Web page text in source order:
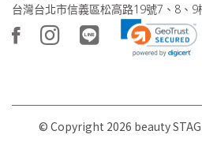
台灣台北市信義區松高路19號7、8、9
© Copyright 2026 beauty